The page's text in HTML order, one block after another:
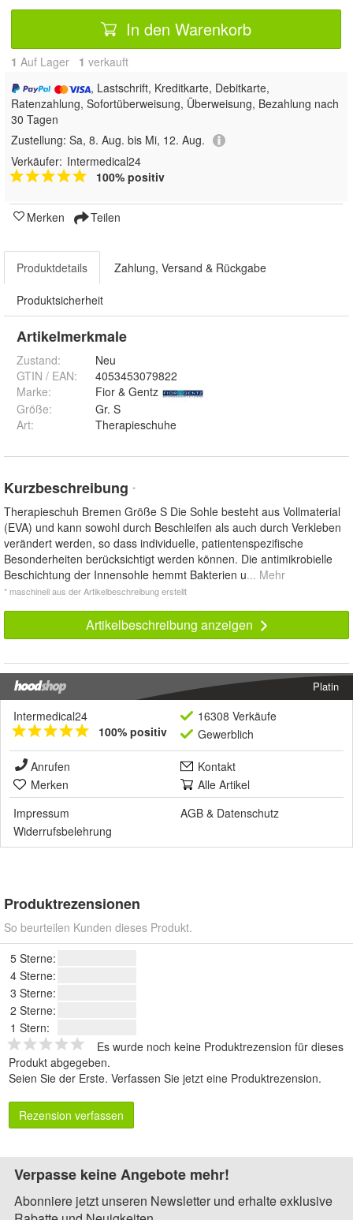
In den Warenkorb
1 Auf Lager 1 verkauft
, Lastschrift, Kreditkarte, Debitkarte,
Ratenzahlung, Sofortüberweisung, Überweisung, Bezahlung nach
30 Tagen
Zustellung: Sa, 8. Aug. bis Mi, 12. Aug.
Verkäufer: Intermedical24
100% positiv
Merken Teilen
Produktdetails Zahlung, Versand & Rückgabe
Produktsicherheit
Artikelmerkmale
Zustand:
Neu
GTIN / EAN:
4053453079822
Marke:
Fior & Gentz
Größe:
Gr. S
Art: Therapieschuhe
Kurzbeschreibung *
Therapieschuh Bremen Größe S Die Sohle besteht aus Vollmaterial
(EVA) und kann sowohl durch Beschleifen als auch durch Verkleben
verändert werden, so dass individuelle, patientenspezifische
Besonderheiten berücksichtigt werden können. Die antimikrobielle
Beschichtung der Innensohle hemmt Bakterien u... Mehr
* maschinell aus der Artikelbeschreibung erstellt
Artikelbeschreibung anzeigen
Platin
Intermedical24
100% positiv
16308 Verkäufe
Gewerblich
Anrufen
Kontakt
Merken
Alle Artikel
Impressum
AGB & Datenschutz
Widerrufsbelehrung
Produktrezensionen
So beurteilen Kunden dieses Produkt.
5 Sterne:
4 Sterne:
3 Sterne:
2 Sterne:
1 Stern:
Es wurde noch keine Produktrezension für dieses
Produkt abgegeben.
Seien Sie der Erste. Verfassen Sie jetzt eine Produktrezension.
Rezension verfassen
Verpasse keine Angebote mehr!
Abonniere jetzt unseren Newsletter und erhalte exklusive